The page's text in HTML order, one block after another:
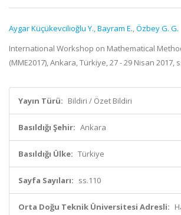
Aygar Küçükevcilioğlu Y.,Bayram E.,Özbey G. G.
International Workshop on Mathematical
(MME2017), Ankara, Türkiye, 27 - 29 Nisan 2017,
Yayın Türü: Bildiri / Özet Bildiri
Basıldığı Şehir: Ankara
Basıldığı Ülke: Türkiye
Sayfa Sayıları: ss.110
Orta Doğu Teknik Üniversitesi Adresli: